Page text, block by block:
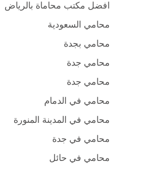
افضل مكتب محاماة بالرياض
محامي السعودية
محامي بجدة
محامي جدة
محامي جدة
محامي في الدمام
محامي في المدينة المنورة
محامي في جدة
محامي في حائل